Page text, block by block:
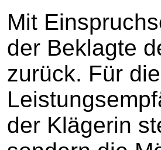
Mit
der Beklagte
zurück. Für
der Klägerin